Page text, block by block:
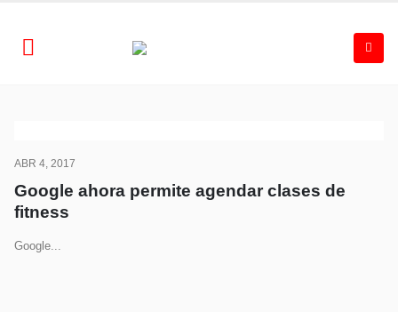
ABR 4, 2017
Google ahora permite agendar clases de
fitness
Google...